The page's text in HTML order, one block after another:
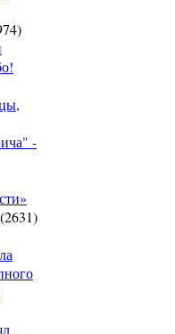
)
-
(2631)